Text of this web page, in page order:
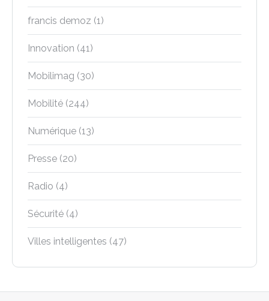
francis demoz (1)
Innovation (41)
Mobilimag (30)
Mobilité (244)
Numérique (13)
Presse (20)
Radio (4)
Sécurité (4)
Villes intelligentes (47)